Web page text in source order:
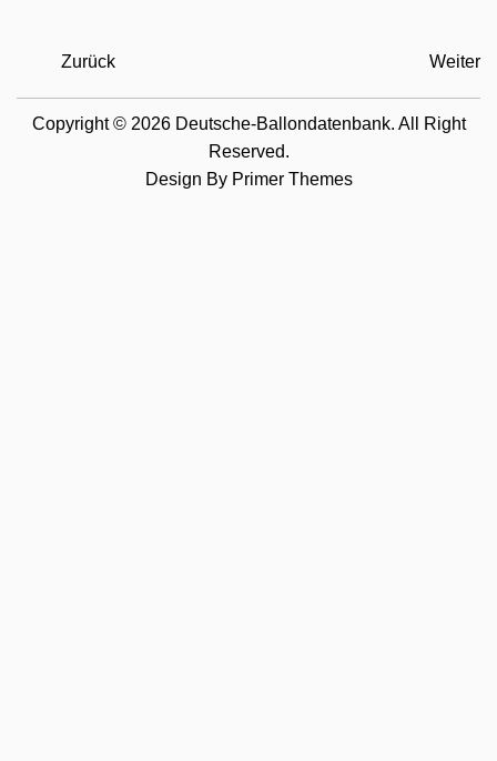
Zurück Weiter
Copyright © 2026 Deutsche-Ballondatenbank. All Right
Reserved.
Design By Primer Themes